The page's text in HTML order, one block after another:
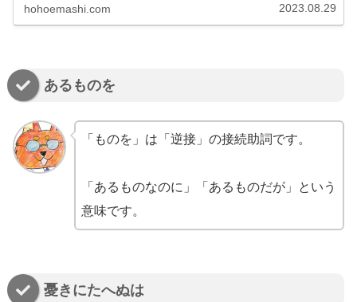
hohoemashi.com 2023.08.29
あるものを
「ものを」は「逆接」の接続助詞です。
「あるものなのに」「あるものだが」という
意味です。
憂きにたへぬは